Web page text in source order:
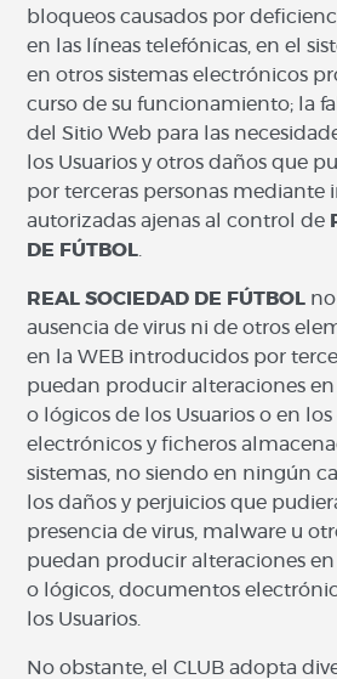
bloqueos causados por
en las líneas telefónicas, en el
en otros sistemas electrónicos
curso de su funcionamiento; la
del Sitio Web para las
los Usuarios y otros daños que
por terceras personas mediante
autorizadas ajenas al control de
DE FÚTBOL.
REAL SOCIEDAD DE FÚTBOL
ausencia de virus ni de otros
en la WEB introducidos por
puedan producir alteraciones en
o lógicos de los Usuarios o en
electrónicos y ficheros
sistemas, no siendo en ningún
los daños y perjuicios que
presencia de virus, malware u
puedan producir alteraciones en
o lógicos, documentos
los Usuarios.
No obstante, el CLUB adopta